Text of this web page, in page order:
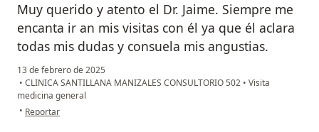
Muy querido y atento el Dr. Jaime. Siempre me
encanta ir an mis visitas con él ya que él aclara
todas mis dudas y consuela mis angustias.
13 de febrero de 2025
• CLINICA SANTILLANA MANIZALES CONSULTORIO 502 • Visita
medicina general
• en opinión del usuario M.A
Reportar